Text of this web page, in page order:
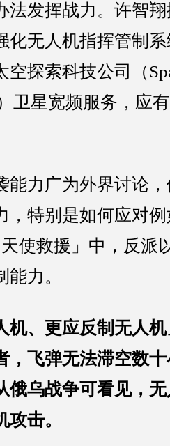
法发挥战力。许智
化无人机指挥管制
空探索科技公司（
卫星宽频服务，应
能力广为外界讨论
，特别是如何应对
天使救援」中，反派
力。
机、更应反制无人
，飞弹无法滞空数
俄乌战争可看见，
击。